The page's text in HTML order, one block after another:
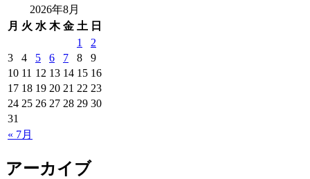
2026年8月
月 火 水 木 金 土 日
« 7月
1
2
3
4 5 6 7 8
9
10 11 12 13 14 15 16
17 18 19 20 21 22 23
24 25 26 27 28 29 30
31
アーカイブ